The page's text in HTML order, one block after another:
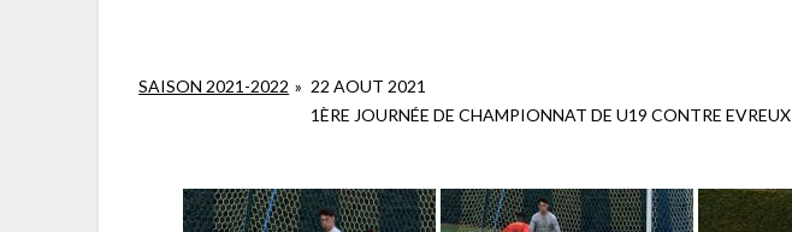
SAISON 2021-2022 » 22 AOUT 2021
1ÈRE JOURNÉE DE CHAMPIONNAT DE U19 CONTRE EVREUX